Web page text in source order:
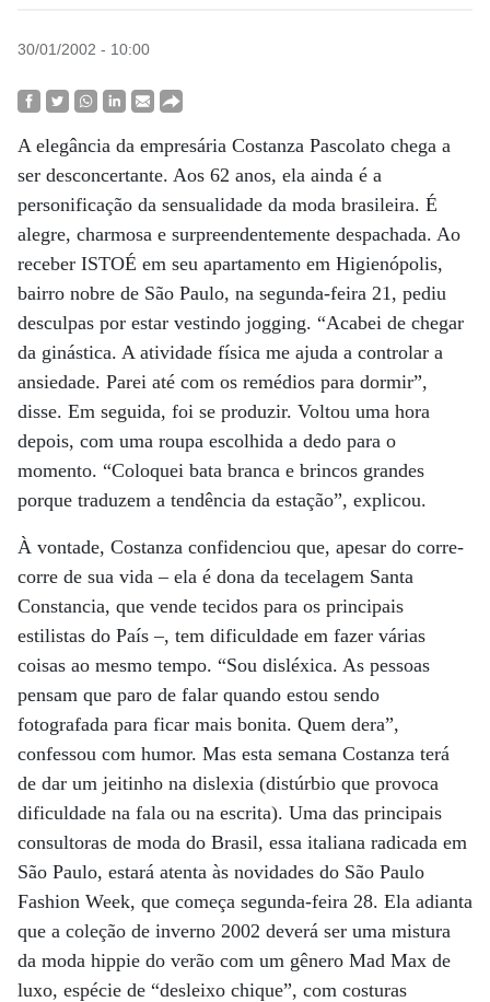
30/01/2002 - 10:00
A elegância da empresária Costanza Pascolato chega a
ser desconcertante. Aos 62 anos, ela ainda é a
personificação da sensualidade da moda brasileira. É
alegre, charmosa e surpreendentemente despachada. Ao
receber ISTOÉ em seu apartamento em Higienópolis,
bairro nobre de São Paulo, na segunda-feira 21, pediu
desculpas por estar vestindo jogging. “Acabei de chegar
da ginástica. A atividade física me ajuda a controlar a
ansiedade. Parei até com os remédios para dormir”,
disse. Em seguida, foi se produzir. Voltou uma hora
depois, com uma roupa escolhida a dedo para o
momento. “Coloquei bata branca e brincos grandes
porque traduzem a tendência da estação”, explicou.
À vontade, Costanza confidenciou que, apesar do corre-
corre de sua vida – ela é dona da tecelagem Santa
Constancia, que vende tecidos para os principais
estilistas do País –, tem dificuldade em fazer várias
coisas ao mesmo tempo. “Sou disléxica. As pessoas
pensam que paro de falar quando estou sendo
fotografada para ficar mais bonita. Quem dera”,
confessou com humor. Mas esta semana Costanza terá
de dar um jeitinho na dislexia (distúrbio que provoca
dificuldade na fala ou na escrita). Uma das principais
consultoras de moda do Brasil, essa italiana radicada em
São Paulo, estará atenta às novidades do São Paulo
Fashion Week, que começa segunda-feira 28. Ela adianta
que a coleção de inverno 2002 deverá ser uma mistura
da moda hippie do verão com um gênero Mad Max de
luxo, espécie de “desleixo chique”, com costuras